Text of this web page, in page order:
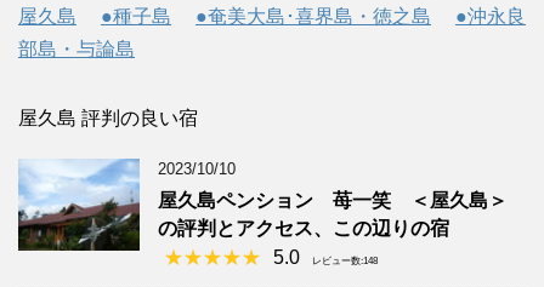
屋久島
●種子島 ●奄美大島･喜界島・徳之島
●沖永良
部島・与論島
屋久島 評判の良い宿
2023/10/10
屋久島ペンション 苺一笑 ＜屋久島＞
の評判とアクセス、この辺りの宿
5.0
レビュー数:148